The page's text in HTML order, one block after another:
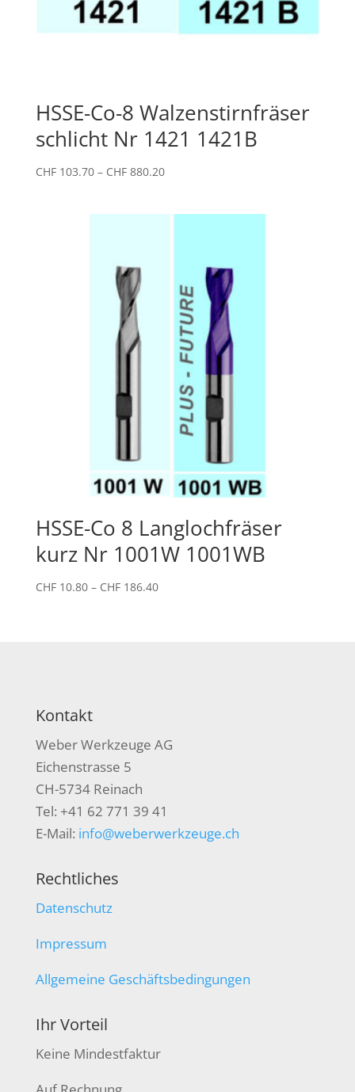
HSSE-Co-8 Walzenstirnfräser
schlicht Nr 1421 1421B
CHF103.70 – CHF880.20Preisspanne:
HSSE-Co 8 Langlochfräser
kurz Nr 1001W 1001WB
CHF10.80 – CHF186.40Preisspanne:
Kontakt
Weber Werkzeuge AG
Eichenstrasse 5
CH-5734 Reinach
Tel: +41 62 771 39 41
E-Mail: info@weberwerkzeuge.ch
Rechtliches
Datenschutz
Impressum
Allgemeine Geschäftsbedingungen
Ihr Vorteil
Keine Mindestfaktur